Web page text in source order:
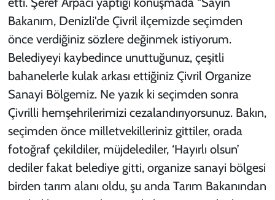
Bakanım, Denizli'de Çivril ilçemizde seçimden
önce verdiğiniz sözlere değinmek istiyorum.
Belediyeyi kaybedince unuttuğunuz, çeşitli
bahanelerle kulak arkası ettiğiniz Çivril Organize
Sanayi Bölgemiz. Ne yazık ki seçimden sonra
Çivrilli hemşehrilerimizi cezalandırıyorsunuz. Bakın,
seçimden önce milletvekilleriniz gittiler, orada
fotoğraf çekildiler, müjdelediler, ‘Hayırlı olsun’
dediler fakat belediye gitti, organize sanayi bölgesi
birden tarım alanı oldu, şu anda Tarım Bakanından